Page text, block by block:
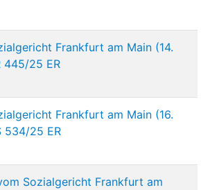
Frankfurt am Main (14.
445/25 ER
Frankfurt am Main (16.
534/25 ER
Sozialgericht Frankfurt am